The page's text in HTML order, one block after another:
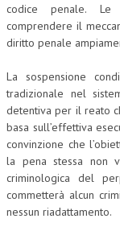
COLLABORA CON
ECONOMIA
CORPORATE
ECONOMIA
HUMAN
RISORSE
codice penale. Le
comprendere il
diritto penale
La sospensione
tradizionale nel
detentiva per il reato
basa sull’effettiva
convinzione che
la pena stessa non
criminologica del
commetterà alcun
nessun riadattamento.